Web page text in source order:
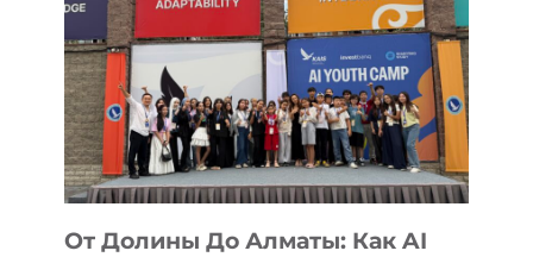
От Долины До Алматы: Как AI